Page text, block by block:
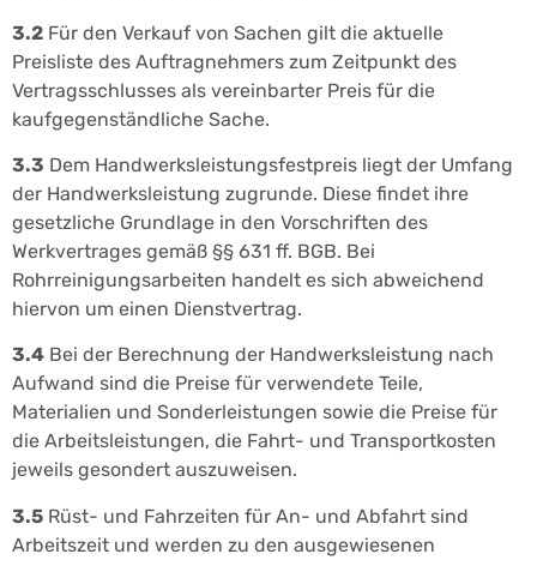
3.2 Für den Verkauf von Sachen gilt die aktuelle
Preisliste des Auftragnehmers zum Zeitpunkt des
Vertragsschlusses als vereinbarter Preis für die
kaufgegenständliche Sache.
3.3 Dem Handwerksleistungsfestpreis liegt der Umfang
der Handwerksleistung zugrunde. Diese findet ihre
gesetzliche Grundlage in den Vorschriften des
Werkvertrages gemäß §§ 631 ff. BGB. Bei
Rohrreinigungsarbeiten handelt es sich abweichend
hiervon um einen Dienstvertrag.
3.4 Bei der Berechnung der Handwerksleistung nach
Aufwand sind die Preise für verwendete Teile,
Materialien und Sonderleistungen sowie die Preise für
die Arbeitsleistungen, die Fahrt- und Transportkosten
jeweils gesondert auszuweisen.
3.5 Rüst- und Fahrzeiten für An- und Abfahrt sind
Arbeitszeit und werden zu den ausgewiesenen